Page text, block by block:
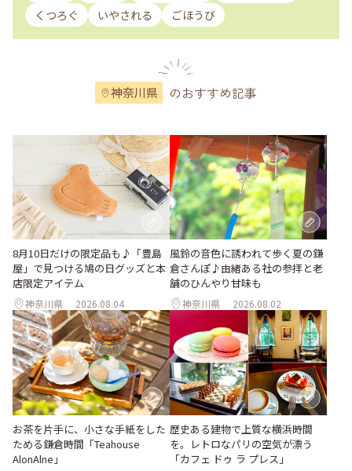
くつろぐ
いやされる ごほうび
神奈川県 のおすすめ記事
8月10日だけの限定品も♪「豊島
屋」で見つける鳩の日グッズと本
店限定アイテム
神奈川県 2026.08.04
風鈴の音色に誘われて歩く夏の鎌
倉さんぽ♪由緒ある社の参拝と老
舗のひんやり甘味も
神奈川県 2026.08.02
お茶を片手に、小さな手紙をした
ためる鎌倉時間「Teahouse
AlonAlne」
歴史ある建物で上質な横浜時間
を。レトロなパリの空気が漂う
「カフェ ドゥ ラ プレス」